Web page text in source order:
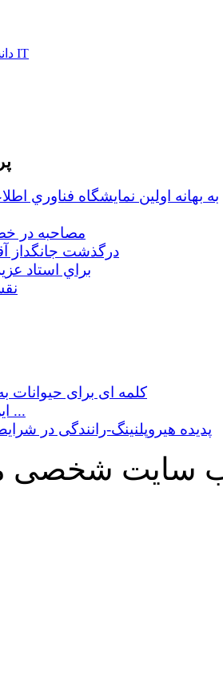
دانستنی های ضروری IT
به بهانه اولين نمايشگاه فناوري
مصاحبه در
درگذشت جانگداز
براي استاد
کلمه ای برای حیوانات
این هشدار واقعیه ...
پدیده هیروپلنینگ-رانندگی در
وب سایت